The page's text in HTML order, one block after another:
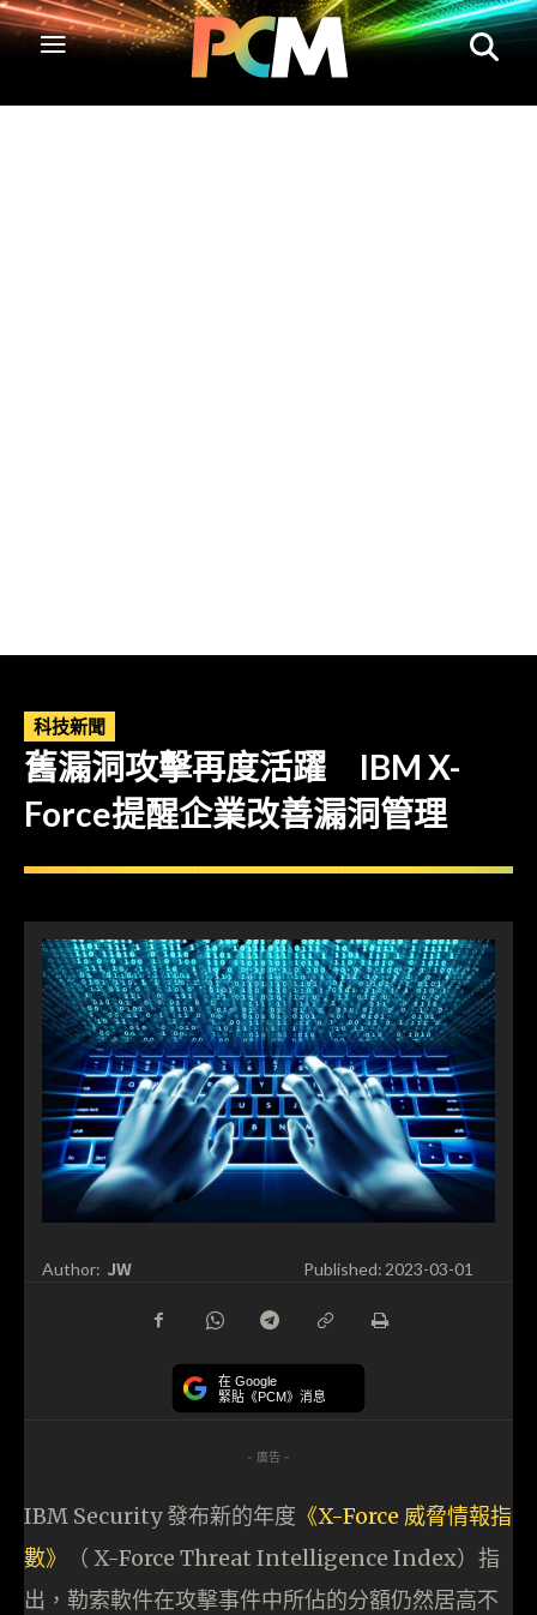
科技新聞
舊漏洞攻擊再度活躍 IBM X-
Force提醒企業改善漏洞管理
Author: JW Published:2023-03-01
在 Google
緊貼《PCM》消息
- 廣告 -
IBM Security 發布新的年度 《X-Force 威脅情報指
數》
（ X-Force Threat Intelligence Index）指
出，勒索軟件在攻擊事件中所佔的分額仍然居高不